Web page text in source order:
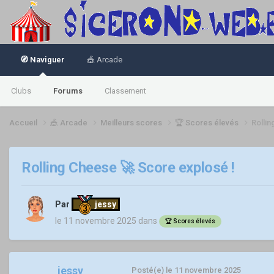
🧭 Naviguer
Clubs Forums Classement
🎪 Arcade
Accueil 🎪 Arcade Meilleurs scores 🏆 Scores élevés
Rolling Cheese 🚀 Score explosé !
Par
jessy
le 11 novembre 2025 dans 🏆 Scores élevés
jessy Posté(e) le 11 novembre 2025